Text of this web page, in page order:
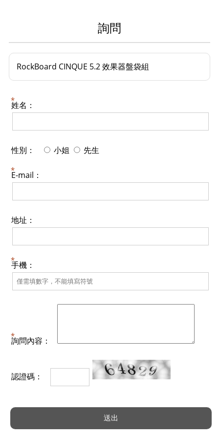
詢問
RockBoard CINQUE 5.2 效果器盤袋組
姓名：
性別： 小姐 先生
E-mail：
地址：
手機：
詢問內容：
認證碼：